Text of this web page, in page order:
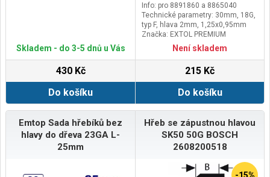
Skladem - do 3-5 dnů u Vás
430 Kč
Do košíku
Info: pro 8891860 a 8865040
Technické parametry: 30mm, 18G,
typ F, hlava 2mm, 1,25x0,95mm
Značka: EXTOL PREMIUM
Doplňující parametr: pozinkované
Není skladem
215 Kč
Do košíku
Emtop Sada hřebíků bez
hlavy do dřeva 23GA L-
25mm
Hřeb se zápustnou hlavou
SK50 50G BOSCH
2608200518
-15%